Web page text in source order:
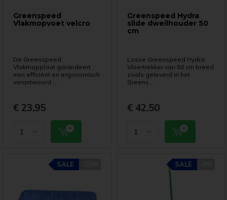
Greenspeed
Vlakmopvoet velcro
De Greenspeed
Vlakmopplaat garandeert
een efficiënt en ergonomisch
verantwoord ...
€ 23,95
Greenspeed Hydra
slide dweilhouder 50
cm
Losse Greenspeed Hydra
Vloertrekker van 50 cm breed
zoals geleverd in het
Greens...
€ 42,50
SALE
SALE SALE
SALE